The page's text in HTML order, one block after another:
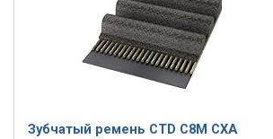
Зубчатый ремень CTD C8M CXA